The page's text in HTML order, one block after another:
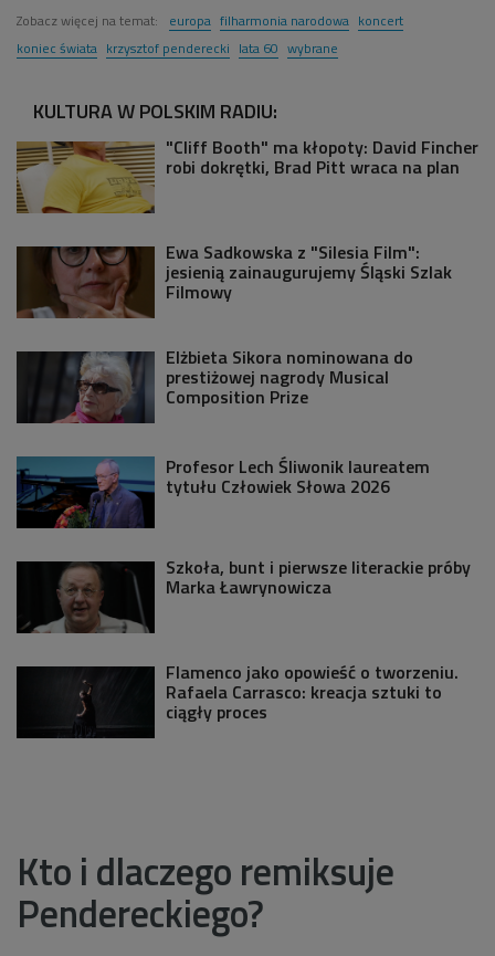
Zobacz więcej na temat: europa filharmonia narodowa koncert
koniec świata krzysztof penderecki lata 60 wybrane
KULTURA W POLSKIM RADIU:
"Cliff Booth" ma kłopoty: David Fincher
robi dokrętki, Brad Pitt wraca na plan
Ewa Sadkowska z "Silesia Film":
jesienią zainaugurujemy Śląski Szlak
Filmowy
Elżbieta Sikora nominowana do
prestiżowej nagrody Musical
Composition Prize
Profesor Lech Śliwonik laureatem
tytułu Człowiek Słowa 2026
Szkoła, bunt i pierwsze literackie próby
Marka Ławrynowicza
Flamenco jako opowieść o tworzeniu.
Rafaela Carrasco: kreacja sztuki to
ciągły proces
Kto i dlaczego remiksuje
Pendereckiego?